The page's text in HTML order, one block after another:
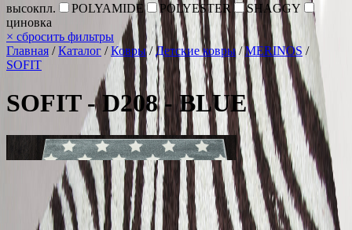
высокпл.
POLYAMIDE POLYESTER
SHAGGY
циновка
× сбросить фильтры
Главная /Каталог /Ковры/Детские ковры/MERINOS /
SOFIT
SOFIT - D208 - BLUE